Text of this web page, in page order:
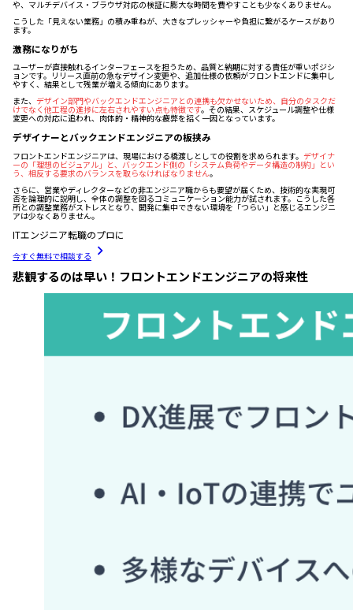
や、マルチデバイス・ブラウザ対応の検証に膨大な時間を費やすことも少なくありません。
こうした「見えない業務」の積み重ねが、大きなプレッシャーや負担に繋がるケースがあり
ます。
激務になりがち
ユーザーが直接触れるインターフェースを担うため、品質と納期に対する責任が重いポジシ
ョンです。リリース直前の急なデザイン変更や、追加仕様の依頼がフロントエンドに集中し
やすく、結果として残業が増える傾向にあります。
また、 デザイン部門やバックエンドエンジニアとの連携も欠かせないため、自分のタスクだ
けでなく他工程の進捗に左右されやすい点も特徴です。その結果、スケジュール調整や仕様
変更への対応に追われ、肉体的・精神的な疲弊を招く一因となっています。
デザイナーとバックエンドエンジニアの板挟み
フロントエンドエンジニアは、現場における橋渡しとしての役割を求められます。 デザイナ
ーの「理想のビジュアル」と、バックエンド側の「システム負荷やデータ構造の制約」とい
う、相反する要求のバランスを取らなければなりません。
さらに、営業やディレクターなどの非エンジニア職からも要望が届くため、技術的な実現可
否を論理的に説明し、全体の調整を図るコミュニケーション能力が試されます。こうした各
所との調整業務がストレスとなり、開発に集中できない環境を「つらい」と感じるエンジニ
アは少なくありません。
ITエンジニア転職のプロに
今すぐ無料で相談する
悲観するのは早い！フロントエンドエンジニアの将来性